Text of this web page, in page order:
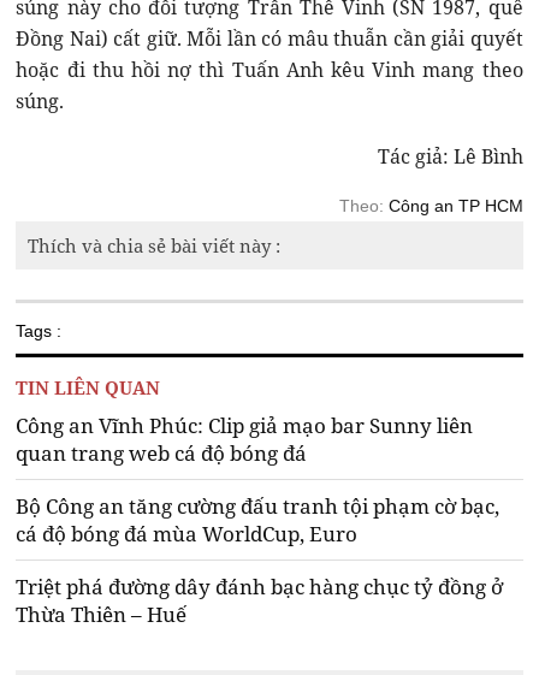
súng này cho đối tượng Trần Thế Vinh (SN 1987, quê
Đồng Nai) cất giữ. Mỗi lần có mâu thuẫn cần giải quyết
hoặc đi thu hồi nợ thì Tuấn Anh kêu Vinh mang theo
súng.
Tác giả: Lê Bình
Theo: Công an TP HCM
Thích và chia sẻ bài viết này :
Tags :
TIN LIÊN QUAN
Công an Vĩnh Phúc: Clip giả mạo bar Sunny liên
quan trang web cá độ bóng đá
Bộ Công an tăng cường đấu tranh tội phạm cờ bạc,
cá độ bóng đá mùa WorldCup, Euro
Triệt phá đường dây đánh bạc hàng chục tỷ đồng ở
Thừa Thiên – Huế